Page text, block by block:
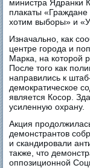
министра Ядранки
плакаты
хотим выборы» и
Изначально, как
центре города и
Марка, на которой
После того как
направились к
демократическое
является Косор.
усиленную охрану.
Акция
демонстрантов
и скандировали
также, что
оппозиционной